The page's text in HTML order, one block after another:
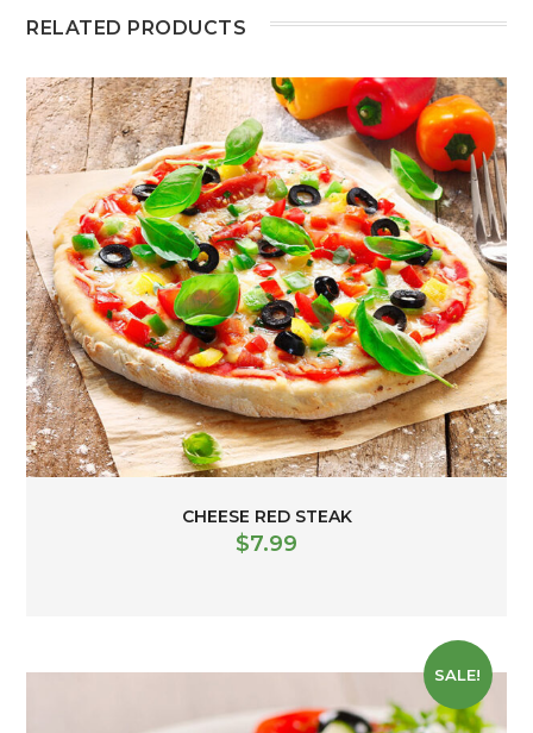
RELATED PRODUCTS
CHEESE RED STEAK
$7.99
SALE!